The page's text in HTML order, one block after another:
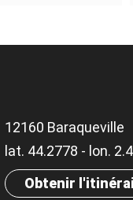
12160 Baraqueville
lat. 44.2778 - lon.
Obtenir